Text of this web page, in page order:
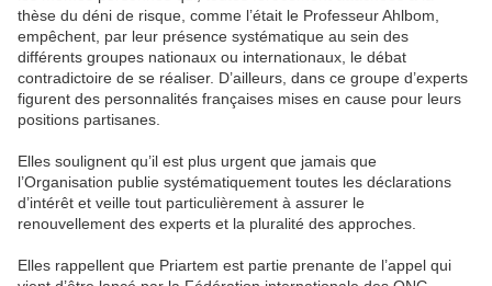
thèse du déni de risque, comme l’était le Professeur Ahlbom,
empêchent, par leur présence systématique au sein des
différents groupes nationaux ou internationaux, le débat
contradictoire de se réaliser. D’ailleurs, dans ce groupe d’experts
figurent des personnalités françaises mises en cause pour leurs
positions partisanes.
Elles soulignent qu’il est plus urgent que jamais que
l’Organisation publie systématiquement toutes les déclarations
d’intérêt et veille tout particulièrement à assurer le
renouvellement des experts et la pluralité des approches.
Elles rappellent que Priartem est partie prenante de l’appel qui